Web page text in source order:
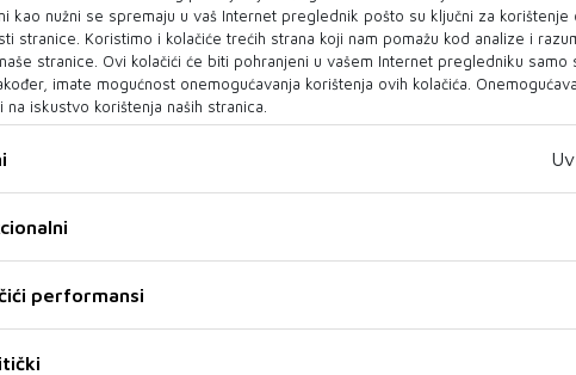
u Kosači
Emanuel ove nedjelje u
Mostaru: Večer slavljenja u
Kosači Riječ je o posebnom
događaju koji nadi...
Bit će drukčije
Neke naše pjesme ljudima nisu
poznate pa sam se onda odlučio
kao nužni se spremaju u vaš Internet preglednik pošto su ključni za korištenje
stranice. Koristimo i kolačiće trećih strana koji nam pomažu kod analize i
stranice. Ovi kolačići će biti pohranjeni u vašem Internet pregledniku samo
imate mogućnost onemogućavanja korištenja ovih kolačića.
na iskustvo korištenja naših stranica.
performansi